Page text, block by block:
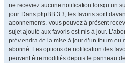
ne receviez aucune notification lorsqu’un
jour. Dans phpBB 3.3, les favoris sont
abonnements. Vous pouvez à présent
sujet ajouté aux favoris est mis à jour.
préviendra de la mise à jour d’un forum ou
abonné. Les options de notification des
peuvent être modifiés depuis le panneau